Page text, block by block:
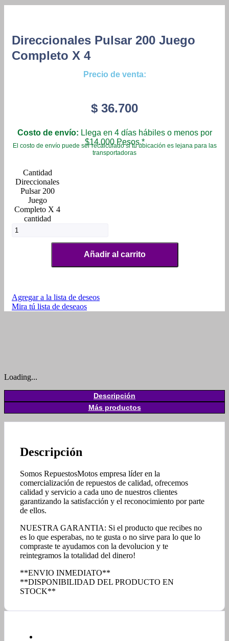
Direccionales Pulsar 200 Juego
Completo X 4
Precio de venta:
$ 36.700
Costo de envío: Llega en 4 días hábiles o menos por
$14.000 Pesos.*
El costo de envío puede ser recalculado si tu ubicación es lejana para las
transportadoras
Direccionales
Pulsar 200
Juego
Completo X 4
cantidad
Añadir al carrito
Agregar a la lista de deseos
Mira tú lista de deseaos
Loading...
Descripción
Más productos
Descripción
Somos RepuestosMotos empresa líder en la
comercialización de repuestos de calidad, ofrecemos
calidad y servicio a cada uno de nuestros clientes
garantizando la satisfacción y el reconocimiento por parte
de ellos.
NUESTRA GARANTIA: Si el producto que recibes no
es lo que esperabas, no te gusta o no sirve para lo que lo
compraste te ayudamos con la devolucion y te
reintegramos la totalidad del dinero!
**ENVIO INMEDIATO**
**DISPONIBILIDAD DEL PRODUCTO EN
STOCK**